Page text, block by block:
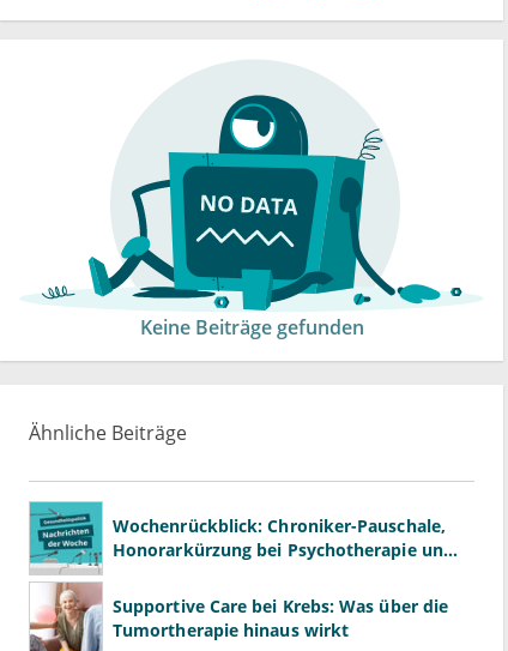
Keine Beiträge gefunden
Ähnliche Beiträge
Wochenrückblick: Chroniker-Pauschale,
Honorarkürzung bei Psychotherapie und
Supportive Care bei Krebs: Was über die
Tumortherapie hinaus wirkt